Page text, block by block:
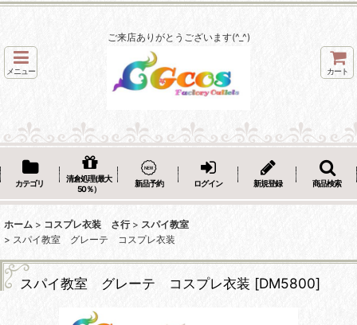
ご来店ありがとうございます(^_^)
メニュー カート
カテゴリ
清倉処理(最大
50％）
新品予約 ログイン 新規登録 商品検索
ホーム > コスプレ衣装 さ行 > スパイ教室
> スパイ教室 グレーテ コスプレ衣装
スパイ教室 グレーテ コスプレ衣装 [DM5800]